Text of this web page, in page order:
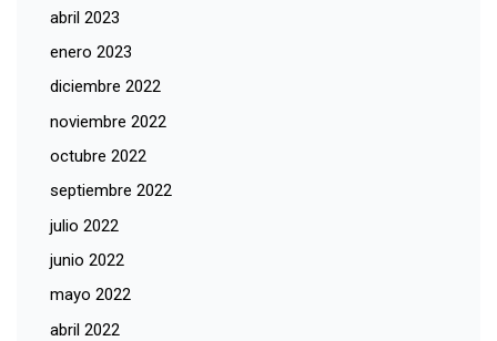
abril 2023
enero 2023
diciembre 2022
noviembre 2022
octubre 2022
septiembre 2022
julio 2022
junio 2022
mayo 2022
abril 2022